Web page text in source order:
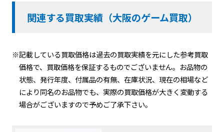
関連する買取実績（大阪のゲーム買取）
※記載している買取価格は過去の買取実績を元にした参考買取
価格で、買取価格を保証するものでございません。お品物の
状態、発行年度、付属品の有無、在庫状況、現在の相場など
により同名のお品物でも、実際の買取価格が大きく変動する
場合がございますので予めご了承下さい。